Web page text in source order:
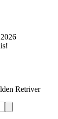
Retriver